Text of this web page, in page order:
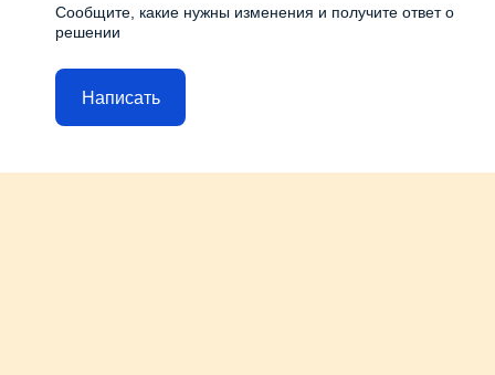
Сообщите, какие нужны изменения и получите ответ о
решении
Написать